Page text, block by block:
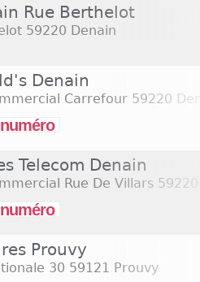
Rue Berthelot
59220 Denain
Denain
Carrefour 59220
Telecom Denain
Rue De Villars 59220
Prouvy
30 59121 Prouvy